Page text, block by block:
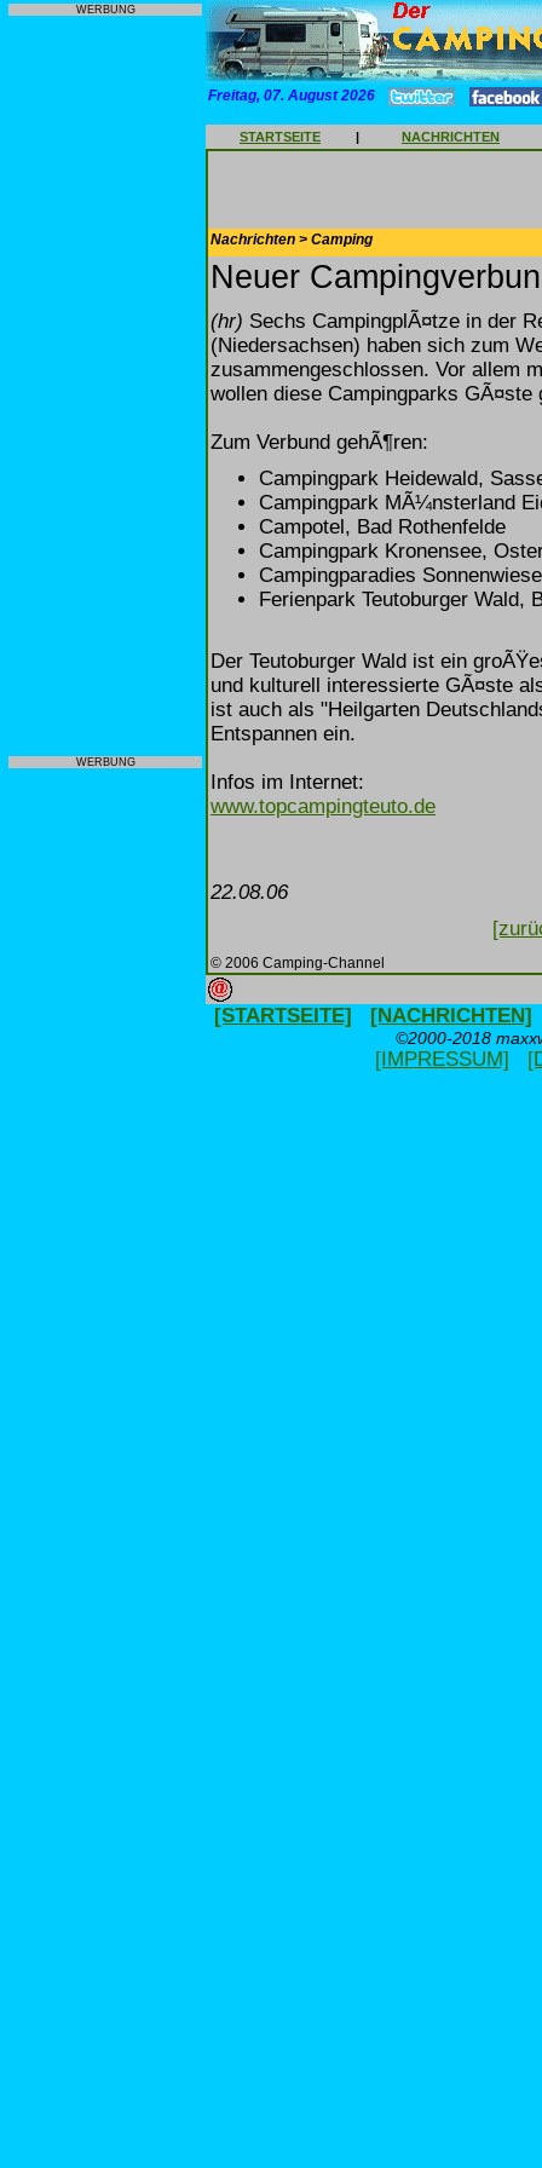
WERBUNG
WERBUNG
Freitag, 07. August 2026
STARTSEITE | NACHRICHTEN
Nachrichten > Camping
Neuer
(hr) Sechs CampingplÃ¤tze in der
(Niedersachsen) haben sich zum
zusammengeschlossen. Vor allem
wollen diese Campingparks GÃ¤ste
Zum Verbund gehÃ¶ren:
Campingpark Heidewald,
Campingpark MÃ¼nsterland
Campotel, Bad Rothenfelde
Campingpark Kronensee,
Campingparadies
Ferienpark Teutoburger Wald,
Der Teutoburger Wald ist ein
und kulturell interessierte GÃ¤ste
ist auch als "Heilgarten
Entspannen ein.
Infos im Internet:
www.topcampingteuto.de
22.08.06
© 2006 Camping-Channel
[STARTSEITE] [NACHRICHTEN]
©2000-2018
[IMPRESSUM]